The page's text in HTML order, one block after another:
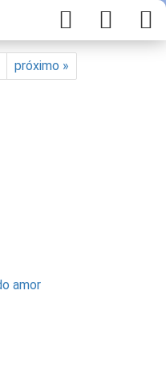
próximo »